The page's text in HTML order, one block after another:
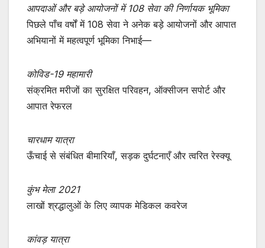
आपदाओं और बड़े आयोजनों में 108 सेवा की निर्णायक भूमिका
पिछले पाँच वर्षों में 108 सेवा ने अनेक बड़े आयोजनों और आपात
अभियानों में महत्वपूर्ण भूमिका निभाई—
कोविड-19 महामारी
संक्रमित मरीजों का सुरक्षित परिवहन, ऑक्सीजन सपोर्ट और
आपात रेफरल
चारधाम यात्रा
ऊँचाई से संबंधित बीमारियाँ, सड़क दुर्घटनाएँ और त्वरित रेस्क्यू
कुंभ मेला 2021
लाखों श्रद्धालुओं के लिए व्यापक मेडिकल कवरेज
कांवड़ यात्रा